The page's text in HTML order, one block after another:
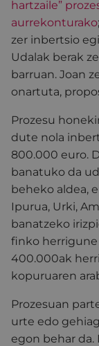
hartzaile”
aurrekonturako
zer inbertsio
Udalak berak
barruan. Joan
onartuta,
Prozesu
dute nola
800.000 euro.
banatuko da
beheko aldea,
Ipurua, Urki,
banatzeko
finko herrigune
400.000ak
kopuruaren
Prozesuan
urte edo
egon behar da.